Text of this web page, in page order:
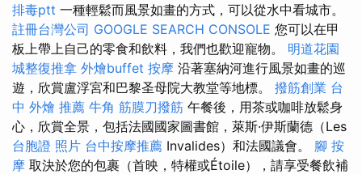
排毒ptt 一種輕鬆而風景如畫的方式，可以從水中看城市。
註冊台灣公司 GOOGLE SEARCH CONSOLE 您可以在甲
板上帶上自己的零食和飲料，我們也歡迎寵物。 明道花園
城整復推拿 外燴buffet 按摩 沿著塞納河進行風景如畫的巡
遊，欣賞盧浮宮和巴黎圣母院大教堂等地標。 撥筋創業 台
中 外燴 推薦 牛角 筋膜刀撥筋 午餐後，用茶或咖啡放鬆身
心，欣賞全景，包括法國國家圖書館，萊斯·伊斯蘭德（Les
台胞證 照片 台中按摩推薦 Invalides）和法國議會。 腳 按
摩 取決於您的包裹（首映，特權或Étoile），請享受餐飲補